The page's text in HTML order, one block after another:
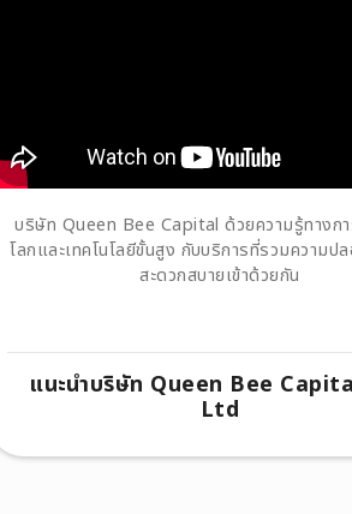
บริษัท Queen Bee Capital ด้วยความรู้ทางกา
โลกและเทคโนโลยีขั้นสูง กับบริการที่รวมความป
สะดวกสบายเข้าด้วยกัน
แนะนำบริษัท Queen Bee
Ltd